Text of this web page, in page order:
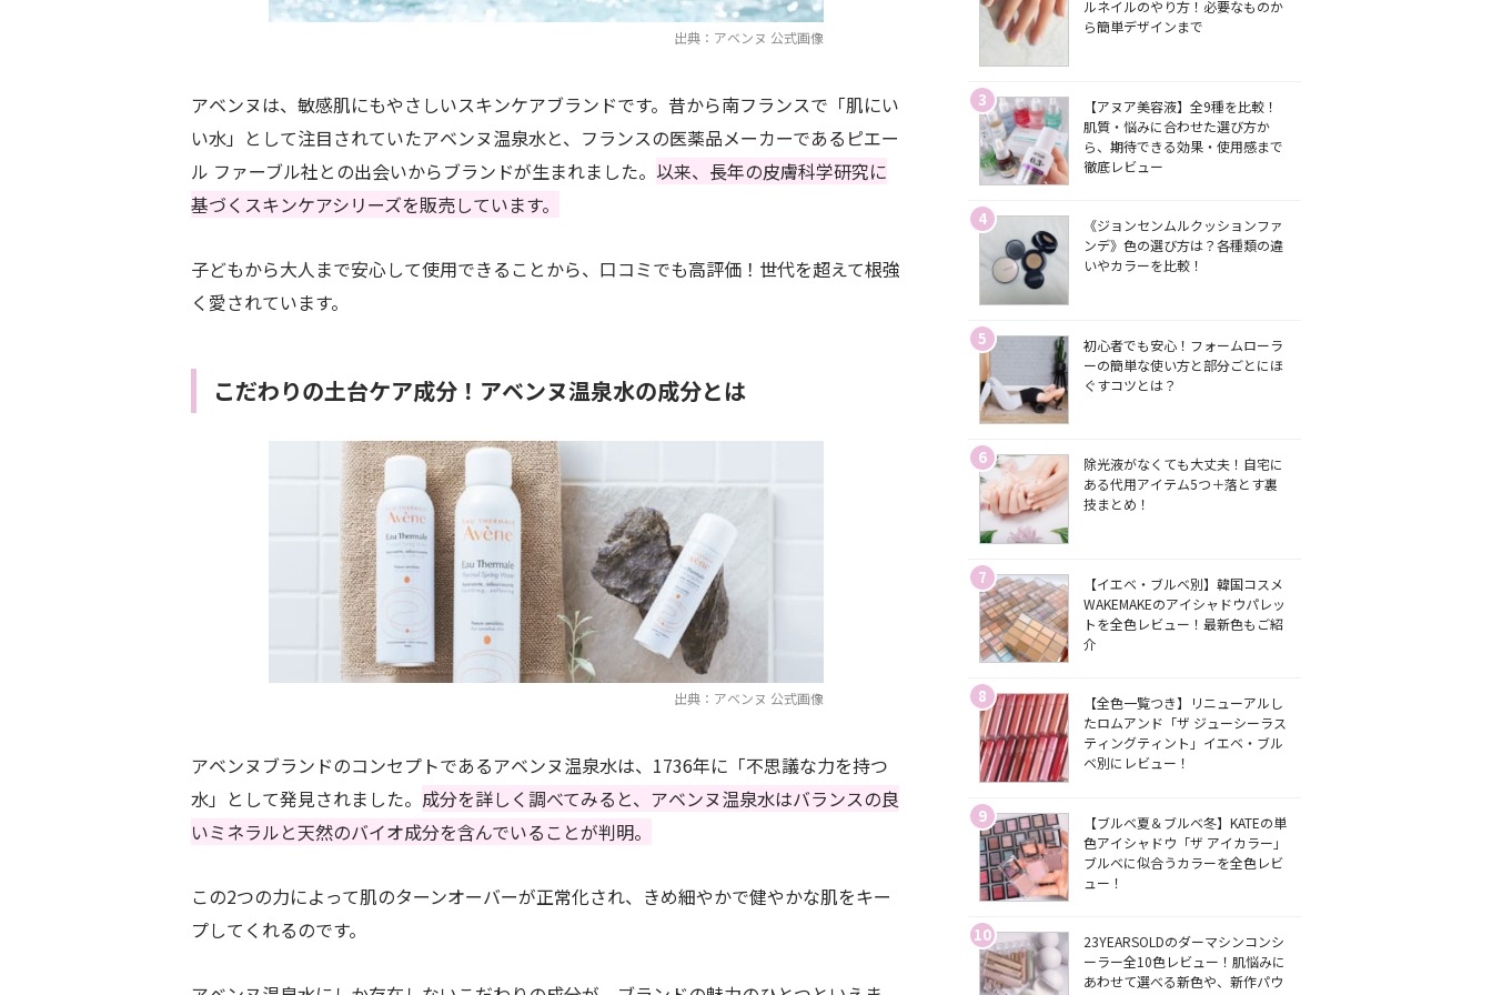
出典：アベンヌ 公式画像
アベンヌは、敏感肌にもやさしいスキンケアブランドです。昔から南フランスで「肌にい
い水」として注目されていたアベンヌ温泉水と、フランスの医薬品メーカーであるピエー
ル ファーブル社との出会いからブランドが生まれました。 以来、長年の皮膚科学研究に
基づくスキンケアシリーズを販売しています。
子どもから大人まで安心して使用できることから、口コミでも高評価！世代を超えて根強
く愛されています。
こだわりの土台ケア成分！アベンヌ温泉水の成分とは
出典：アベンヌ 公式画像
アベンヌブランドのコンセプトであるアベンヌ温泉水は、1736年に「不思議な力を持つ
水」として発見されました。 成分を詳しく調べてみると、アベンヌ温泉水はバランスの良
いミネラルと天然のバイオ成分を含んでいることが判明。
この2つの力によって肌のターンオーバーが正常化され、きめ細やかで健やかな肌をキー
プしてくれるのです。
ルネイルのやり方！必要なものか
ら簡単デザインまで
3
【アヌア美容液】全9種を比較！
肌質・悩みに合わせた選び方か
ら、期待できる効果・使用感まで
徹底レビュー
4
《ジョンセンムルクッションファ
ンデ》色の選び方は？各種類の違
いやカラーを比較！
5
初心者でも安心！フォームローラ
ーの簡単な使い方と部分ごとにほ
ぐすコツとは？
6
除光液がなくても大丈夫！自宅に
ある代用アイテム5つ＋落とす裏
技まとめ！
7
【イエベ・ブルベ別】韓国コスメ
WAKEMAKEのアイシャドウパレッ
トを全色レビュー！最新色もご紹
介
8
【全色一覧つき】リニューアルし
たロムアンド「ザ ジューシーラス
ティングティント」イエベ・ブル
ベ別にレビュー！
9
【ブルベ夏＆ブルベ冬】KATEの単
色アイシャドウ「ザ アイカラー」
ブルベに似合うカラーを全色レビ
ュー！
10
23YEARSOLDのダーマシンコンシ
ーラー全10色レビュー！肌悩みに
あわせて選べる新色や、新作パウ